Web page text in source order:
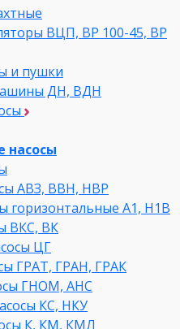
ВЦП, ВР 100-45, ВР
и пушки
ДН, ВДН
АВЗ, ВВН, НВР
горизонтальные А1, Н1В
ВКС, ВК
ЦГ
ГРАТ, ГРАН, ГРАК
ГНОМ, АНС
КС, НКУ
К, КМ, КМЛ